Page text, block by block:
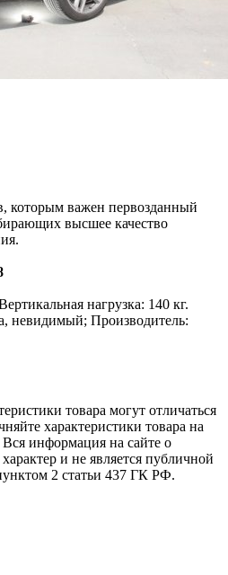
которым важен первозданный
высшее качество
нагрузка: 140 кг.
невидимый; Производитель:
товара могут отличаться
характеристики товара на
информация на сайте о
и не является публичной
2 статьи 437 ГК РФ.